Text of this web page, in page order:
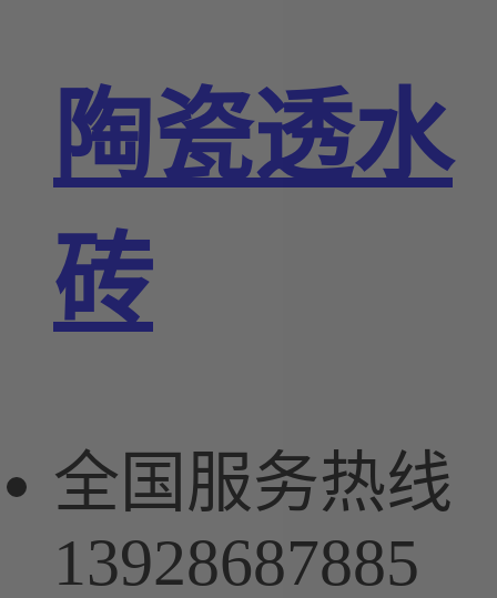
陶瓷透水
砖
全国服务热线
13928687885